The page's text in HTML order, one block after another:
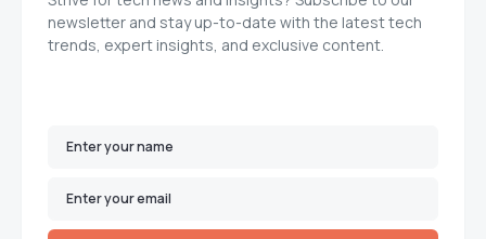
newsletter and stay up-to-date with the latest tech
trends, expert insights, and exclusive content.